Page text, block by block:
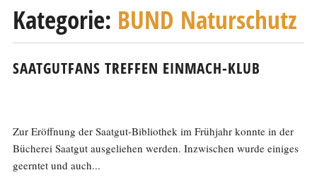
zum
Kategorie: BUND Naturschutz
SAATGUTFANS TREFFEN EINMACH-KLUB
Zur Eröffnung der Saatgut-Bibliothek im Frühjahr konnte in der
Bücherei Saatgut ausgeliehen werden. Inzwischen wurde einiges
geerntet und auch...